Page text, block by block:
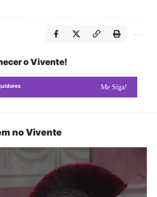
o Vivente!
Me Siga!
no Vivente